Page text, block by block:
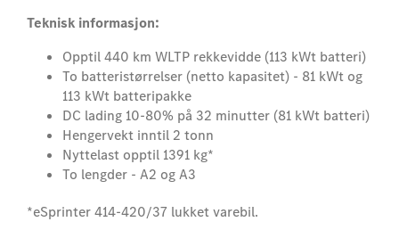
Teknisk informasjon:
Opptil 440 km WLTP rekkevidde (113 kWt batteri)
To batteristørrelser (netto kapasitet) - 81 kWt og
113 kWt batteripakke
DC lading 10-80% på 32 minutter (81 kWt batteri)
Hengervekt inntil 2 tonn
Nyttelast opptil 1391 kg*
To lengder - A2 og A3
*eSprinter 414-420/37 lukket varebil.